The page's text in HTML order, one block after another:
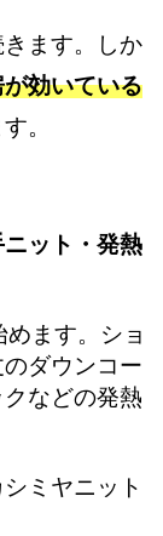
ます。しか
効いている
。
ニット・発熱
ます。ショ
ダウンコー
などの発熱
ミヤニット